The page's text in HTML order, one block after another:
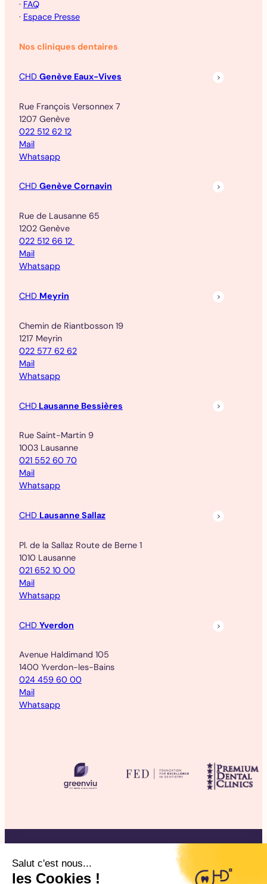
· FAQ
· Espace Presse
Nos cliniques dentaires
CHD Genève Eaux-Vives
Rue François Versonnex 7
1207 Genève
022 512 62 12
Mail
Whatsapp
CHD Genève Cornavin
Rue de Lausanne 65
1202 Genève
022 512 66 12
Mail
Whatsapp
CHD Meyrin
Chemin de Riantbosson 19
1217 Meyrin
022 577 62 62
Mail
Whatsapp
CHD Lausanne Bessières
Rue Saint-Martin 9
1003 Lausanne
021 552 60 70
Mail
Whatsapp
CHD Lausanne Sallaz
Pl. de la Sallaz Route de Berne 1
1010 Lausanne
021 652 10 00
Mail
Whatsapp
CHD Yverdon
Avenue Haldimand 105
1400 Yverdon-les-Bains
024 459 60 00
Mail
Whatsapp
©2025 CHD Clinique d’Hygiène Dentaire